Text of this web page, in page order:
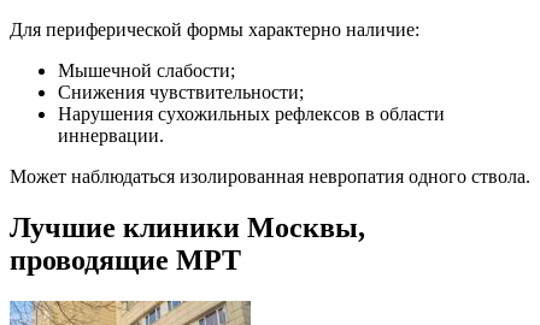
Для периферической формы характерно наличие:
Мышечной слабости;
Снижения чувствительности;
Нарушения сухожильных рефлексов в области
иннервации.
Может наблюдаться изолированная невропатия одного ствола.
Лучшие клиники Москвы,
проводящие МРТ